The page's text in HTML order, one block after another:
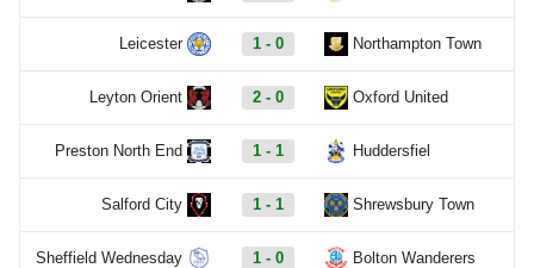
Leicester 1 - 0 Northampton Town
Leyton Orient 2 - 0 Oxford United
Preston North End 1 - 1 Huddersfiel
Salford City 1 - 1 Shrewsbury Town
Sheffield Wednesday 1 - 0 Bolton Wanderers